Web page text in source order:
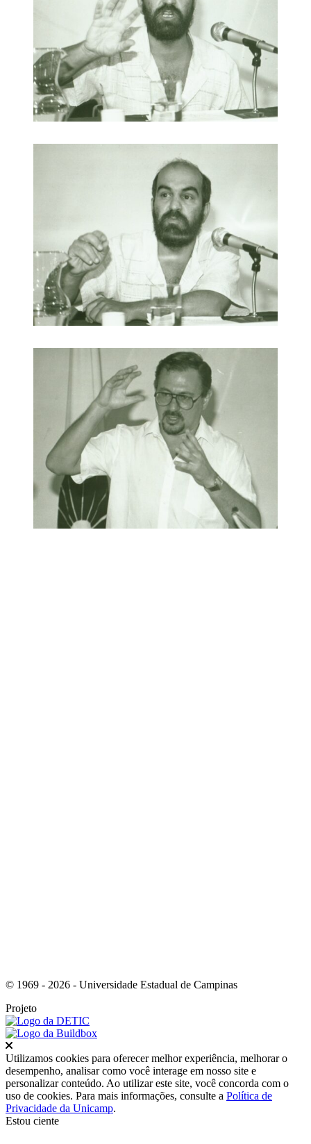
© 1969 - 2026 - Universidade Estadual de Campinas
Projeto
Fechar
Utilizamos cookies para oferecer melhor experiência, melhorar o
desempenho, analisar como você interage em nosso site e
personalizar conteúdo. Ao utilizar este site, você concorda com o
uso de cookies. Para mais informações, consulte a Política de
Privacidade da Unicamp.
Estou ciente